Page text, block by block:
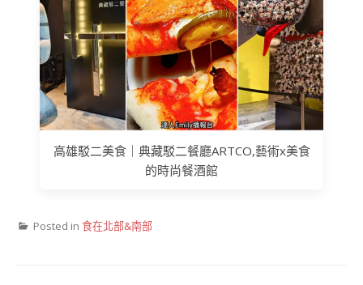
高雄駁二美食｜典藏駁二餐廳ARTCO,藝術x美食
的時尚餐酒館
Posted in 食在北部&南部